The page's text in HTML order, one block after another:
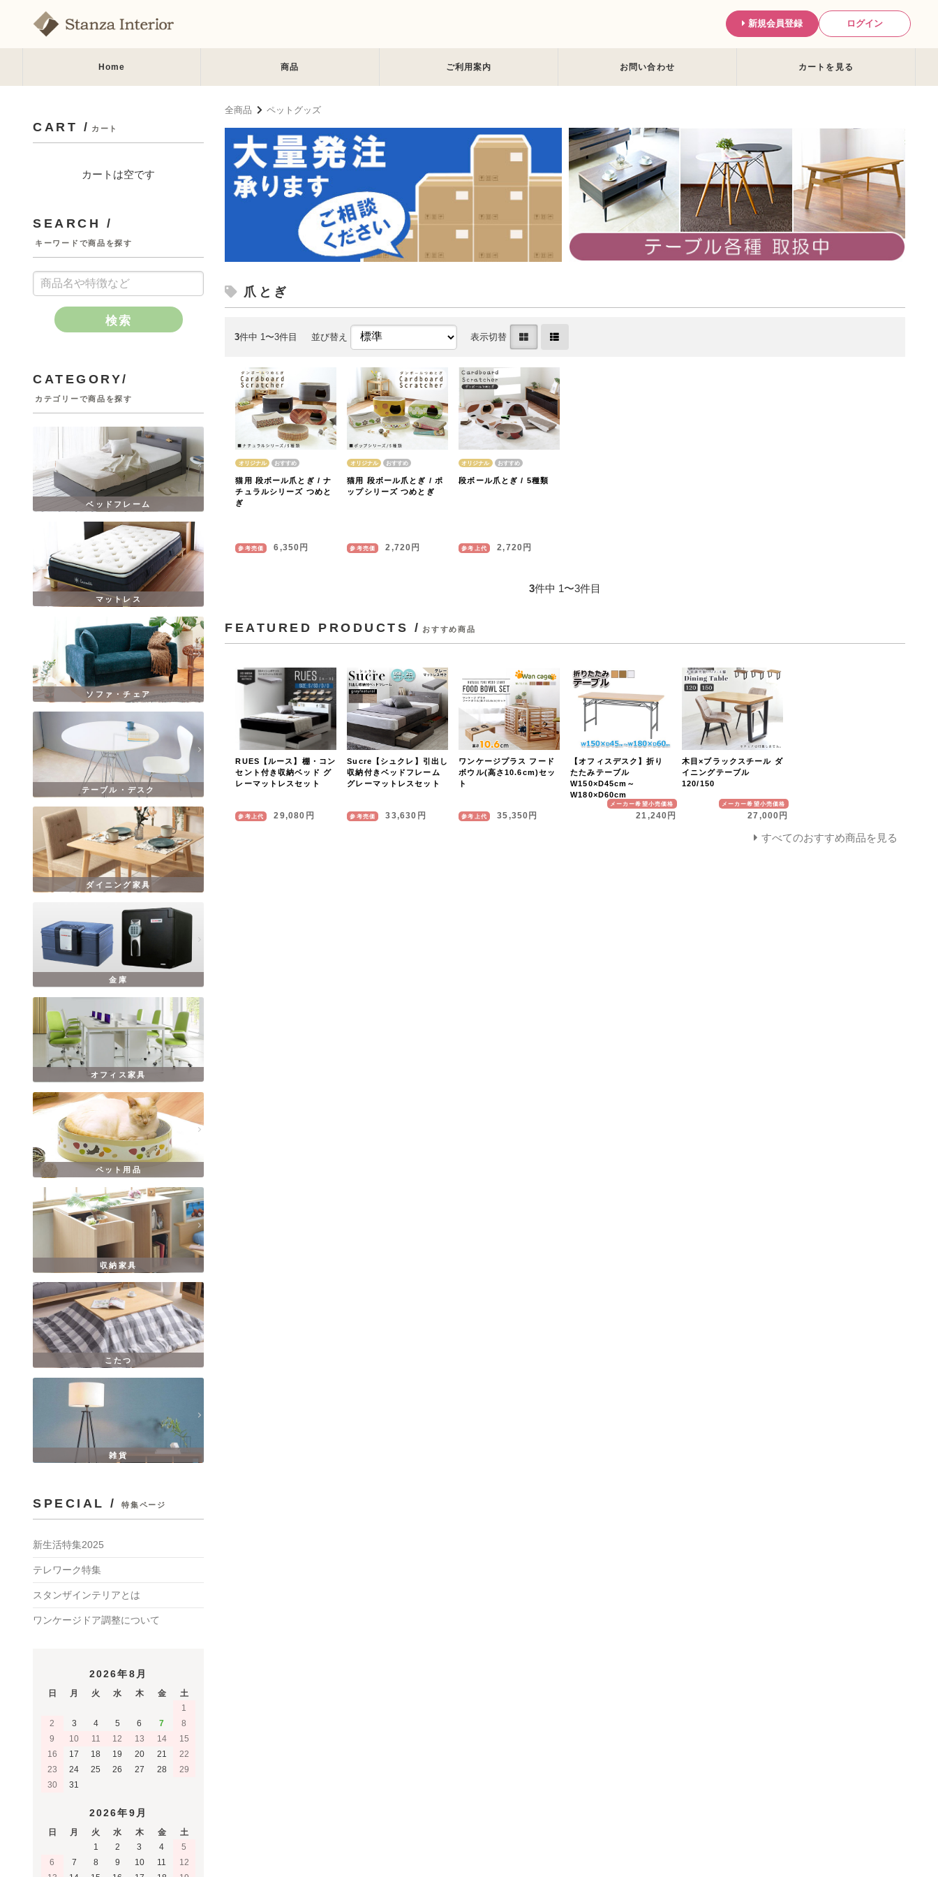
ログイン
新規会員登録
Home 商品 ご利用案内 お問い合わせ カートを見る
全商品 ペットグッズ
爪とぎ
3件中 1〜3件目 並び替え 表示切替
オリジナル
猫用 段ボール爪とぎ / ナ
チュラルシリーズ つめと
ぎ
参考売価 6,350円
オリジナル
猫用 段ボール爪とぎ / ポ
ップシリーズ つめとぎ
参考売価 2,720円
オリジナル
段ボール爪とぎ / 5種類
参考上代 2,720円
3件中 1〜3件目
FEATURED PRODUCTS / おすすめ商品
RUES【ルース】棚・コン
セント付き収納ベッド グ
レーマットレスセット
参考上代 29,080円
Sucre【シュクレ】引出し
収納付きベッドフレーム
グレーマットレスセット
参考売価 33,630円
ワンケージプラス フード
ボウル(高さ10.6cm)セッ
ト
参考上代 35,350円
【オフィスデスク】折り
たたみテーブル
W150×D45cm～
W180×D60cm
メーカー希望小売価格
21,240円
木目×ブラックスチール ダ
イニングテーブル
120/150
メーカー希望小売価格
27,000円
すべてのおすすめ商品を見る
CART / カート
カートは空です
SEARCH /
キーワードで商品を探す
検索
CATEGORY/
カテゴリーで商品を探す
ベッドフレーム
マットレス
ソファ・チェア
テーブル・デスク
ダイニング家具
金庫
オフィス家具
ペット用品
収納家具
こたつ
雑貨
SPECIAL / 特集ページ
新生活特集2025
テレワーク特集
スタンザインテリアとは
ワンケージドア調整について
2026年8月
日 月 火 水 木 金
土
1
2
3 4 5 6 7
8
9
10 11 12 13 14
15
16
17 18 19 20 21
22
23
24 25 26 27 28
29
30
31
2026年9月
日 月 火 水 木 金
土
1
2 3 4
5
6
7 8 9 10 11
12